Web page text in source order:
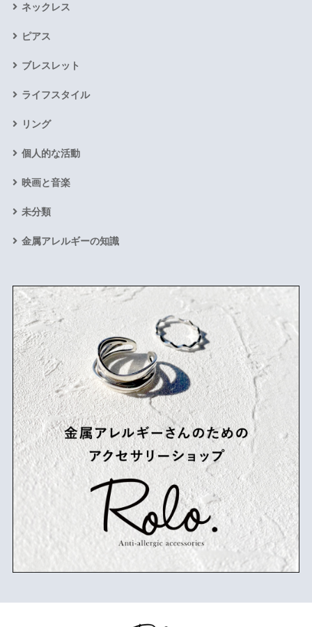
ネックレス
ピアス
ブレスレット
ライフスタイル
リング
個人的な活動
映画と音楽
未分類
金属アレルギーの知識